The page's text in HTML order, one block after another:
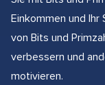
Einkommen und
von Bits und
verbessern und
motivieren.